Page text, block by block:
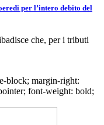
per l’intero debito del
che, per i tributi
block; margin-right:
font-weight: bold;